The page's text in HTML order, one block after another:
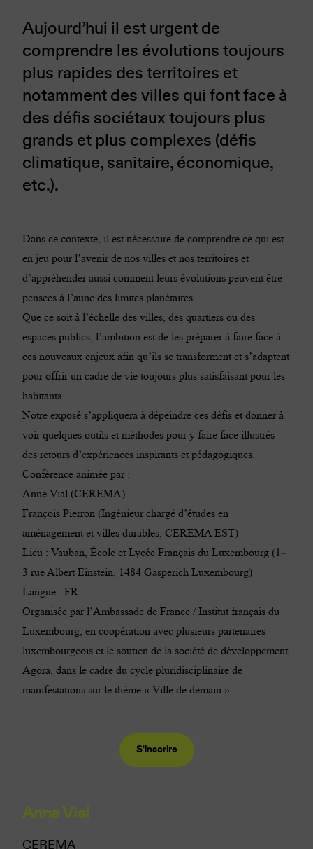
Aujourd’hui il est urgent de
comprendre les évolutions toujours
plus rapides des territoires et
notamment des villes qui font face à
des défis sociétaux toujours plus
grands et plus complexes (défis
climatique, sanitaire, économique,
etc.).
Dans ce contexte, il est nécessaire de comprendre ce qui est
en jeu pour l’avenir de nos villes et nos territoires et
d’appréhender aussi comment leurs évolutions peuvent être
pensées à l’aune des limites planétaires.
Que ce soit à l’échelle des villes, des quartiers ou des
espaces publics, l’ambition est de les préparer à faire face à
ces nouveaux enjeux afin qu’ils se transforment et s’adaptent
pour offrir un cadre de vie toujours plus satisfaisant pour les
habitants.
Notre exposé s’appliquera à dépeindre ces défis et donner à
voir quelques outils et méthodes pour y faire face illustrés
des retours d’expériences inspirants et pédagogiques.
Conférence animée par :
Anne Vial (CEREMA)
François Pierron (Ingénieur chargé d’études en
aménagement et villes durables, CEREMA EST)
Lieu : Vauban, École et Lycée Français du Luxembourg(1–
3 rue Albert Einstein, 1484 Gasperich Luxembourg)
Langue : FR
Organisée par l’Ambassade de France/Institut français du
Luxembourg, en coopération avec plusieurs partenaires
luxembourgeois et le soutien de la société de développement
Agora, dans le cadre du cycle pluridisciplinaire de
manifestations sur le thème « Ville de demain ».
S'inscrire
Anne Vial
CEREMA